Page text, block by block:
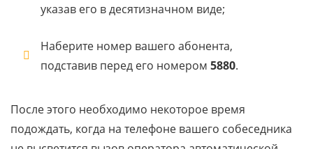
указав его в десятизначном виде;
Наберите номер вашего абонента,
подставив перед его номером 5880.
После этого необходимо некоторое время
подождать, когда на телефоне вашего собеседника